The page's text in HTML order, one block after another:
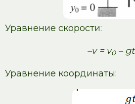
Уравнение скорости:
–v = v0– gt
Уравнение координаты: